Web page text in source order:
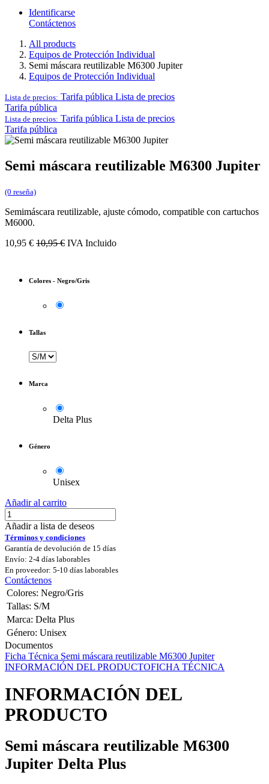
Identificarse
Contáctenos
All products
Equipos de Protección Individual
Semi máscara reutilizable M6300 Jupiter
Equipos de Protección Individual
Lista de precios: Tarifa pública Lista de precios
Tarifa pública
Lista de precios: Tarifa pública Lista de precios
Tarifa pública
Semi máscara reutilizable M6300 Jupiter
(0 reseña)
Semimáscara reutilizable, ajuste cómodo, compatible con cartuchos
M6000.
10,95 € 10,95€ IVA Incluido
Colores - Negro/Gris
Tallas
Marca
Delta Plus
Género
Unisex
Añadir al carrito
Añadir a lista de deseos
Términos y condiciones
Garantía de devolución de 15 días
Envío: 2-4 días laborables
En proveedor: 5-10 días laborables
Contáctenos
Colores: Negro/Gris
Tallas: S/M
Marca: Delta Plus
Género: Unisex
Documentos
Ficha Técnica Semi máscara reutilizable M6300 Jupiter
INFORMACIÓN DEL PRODUCTOFICHA TÉCNICA
INFORMACIÓN DEL
PRODUCTO
Semi máscara reutilizable M6300
Jupiter Delta Plus